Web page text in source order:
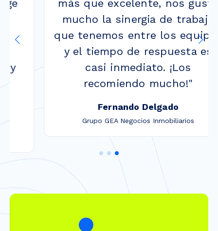
más que excelente, nos gusta
mucho la sinergia de trabajo
que tenemos entre los equipos
y el tiempo de respuesta es
casi inmediato. ¡Los
recomiendo mucho!"
Fernando Delgado
Grupo GEA Negocios Inmobiliarios